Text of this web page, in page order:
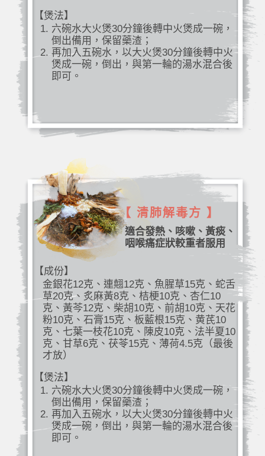
【煲法】
六碗水大火煲30分鐘後轉中火煲成一碗，
倒出備用，保留藥渣；
再加入五碗水，以大火煲30分鐘後轉中火
煲成一碗，倒出，與第一輪的湯水混合後
即可。
【 清肺解毒方 】
適合發熱、咳嗽、黃痰、
咽喉痛症狀較重者服用
【成份】
金銀花12克、連翹12克、魚腥草15克、蛇舌
草20克、炙麻黃8克、桔梗10克、杏仁10
克、黃芩12克、柴胡10克、前胡10克、天花
粉10克、石膏15克、板藍根15克、黄芪10
克、七葉一枝花10克、陳皮10克、法半夏10
克、甘草6克、茯苓15克、薄荷4.5克（最後
才放）
【煲法】
六碗水大火煲30分鐘後轉中火煲成一碗，
倒出備用，保留藥渣；
再加入五碗水，以大火煲30分鐘後轉中火
煲成一碗，倒出，與第一輪的湯水混合後
即可。